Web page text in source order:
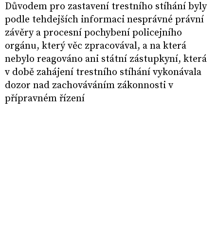
Důvodem pro zastavení trestního stíhání byly
podle tehdejších informaci nesprávné právní
závěry a procesní pochybení policejního
orgánu, který věc zpracovával, a na která
nebylo reagováno ani státní zástupkyní, která
v době zahájení trestního stíhání vykonávala
dozor nad zachováváním zákonnosti v
přípravném řízení